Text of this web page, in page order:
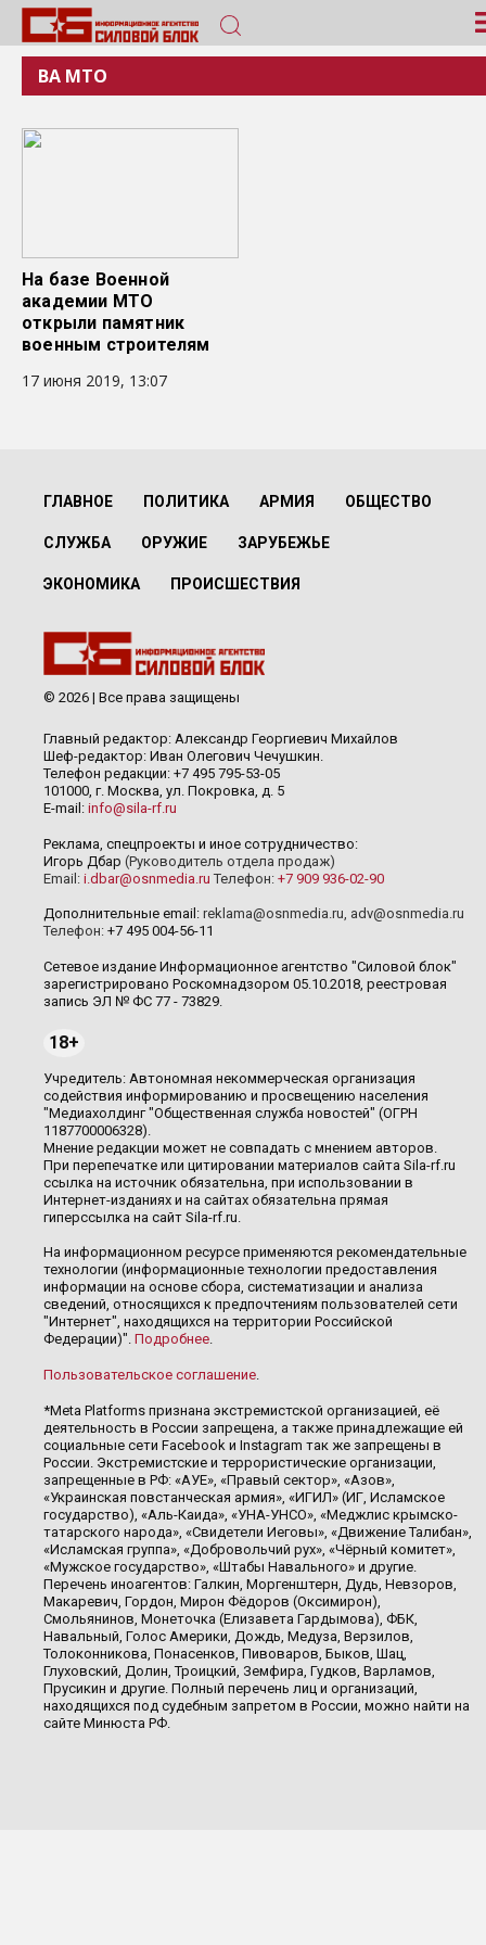
ВА МТО
На базе Военной
академии МТО
открыли памятник
военным строителям
17 июня 2019, 13:07
ГЛАВНОЕ ПОЛИТИКА АРМИЯ ОБЩЕСТВО
СЛУЖБА ОРУЖИЕ ЗАРУБЕЖЬЕ
ЭКОНОМИКА ПРОИСШЕСТВИЯ
© 2026 | Все права защищены
Главный редактор: Александр Георгиевич Михайлов
Шеф-редактор: Иван Олегович Чечушкин.
Телефон редакции: +7 495 795-53-05
101000, г. Москва, ул. Покровка, д. 5
E-mail: info@sila-rf.ru
Реклама, спецпроекты и иное сотрудничество:
Игорь Дбар (Руководитель отдела продаж)
Email: i.dbar@osnmedia.ru Телефон: +7 909 936-02-90
Дополнительные email: reklama@osnmedia.ru, adv@osnmedia.ru
Телефон: +7 495 004-56-11
Сетевое издание Информационное агентство "Силовой блок"
зарегистрировано Роскомнадзором 05.10.2018, реестровая
запись ЭЛ № ФС 77 - 73829.
18+
Учредитель: Автономная некоммерческая организация
содействия информированию и просвещению населения
"Медиахолдинг "Общественная служба новостей" (ОГРН
1187700006328).
Мнение редакции может не совпадать с мнением авторов.
При перепечатке или цитировании материалов сайта Sila-rf.ru
ссылка на источник обязательна, при использовании в
Интернет-изданиях и на сайтах обязательна прямая
гиперссылка на сайт Sila-rf.ru.
На информационном ресурсе применяются рекомендательные
технологии (информационные технологии предоставления
информации на основе сбора, систематизации и анализа
сведений, относящихся к предпочтениям пользователей сети
"Интернет", находящихся на территории Российской
Федерации)". Подробнее.
Пользовательское соглашение.
*Meta Platforms признана экстремистской организацией, её
деятельность в России запрещена, а также принадлежащие ей
социальные сети Facebook и Instagram так же запрещены в
России. Экстремистские и террористические организации,
запрещенные в РФ: «АУЕ», «Правый сектор», «Азов»,
«Украинская повстанческая армия», «ИГИЛ» (ИГ, Исламское
государство), «Аль-Каида», «УНА-УНСО», «Меджлис крымско-
татарского народа», «Свидетели Иеговы», «Движение Талибан»,
«Исламская группа», «Добровольчий рух», «Чёрный комитет»,
«Мужское государство», «Штабы Навального» и другие.
Перечень иноагентов: Галкин, Моргенштерн, Дудь, Невзоров,
Макаревич, Гордон, Мирон Фёдоров (Оксимирон),
Смольянинов, Монеточка (Елизавета Гардымова), ФБК,
Навальный, Голос Америки, Дождь, Медуза, Верзилов,
Толоконникова, Понасенков, Пивоваров, Быков, Шац,
Глуховский, Долин, Троицкий, Земфира, Гудков, Варламов,
Прусикин и другие. Полный перечень лиц и организаций,
находящихся под судебным запретом в России, можно найти на
сайте Минюста РФ.